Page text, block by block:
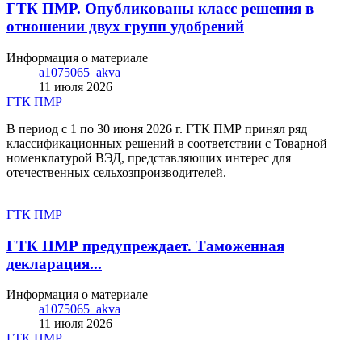
ГТК ПМР. Опубликованы класс решения в
отношении двух групп удобрений
Информация о материале
a1075065_akva
11 июля 2026
ГТК ПМР
В период с 1 по 30 июня 2026 г. ГТК ПМР принял ряд
классификационных решений в соответствии с Товарной
номенклатурой ВЭД, представляющих интерес для
отечественных сельхозпроизводителей.
ГТК ПМР
ГТК ПМР предупреждает. Таможенная
декларация...
Информация о материале
a1075065_akva
11 июля 2026